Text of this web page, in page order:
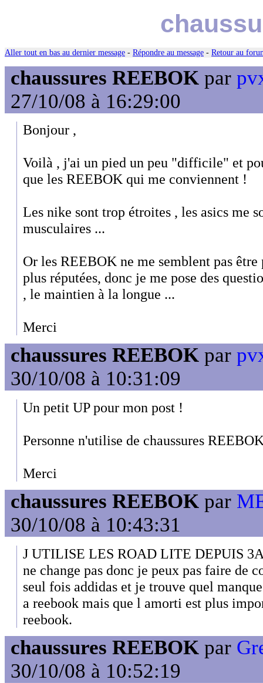
Aller tout en bas au dernier message - Répondre au message - Retour au
chaussures REEBOK par
27/10/08 à 16:29:00
Bonjour ,
Voilà , j'ai un pied un peu "difficile" et
que les REEBOK qui me conviennent !
Les nike sont trop étroites , les asics me
musculaires ...
Or les REEBOK ne me semblent pas être
plus réputées, donc je me pose des
, le maintien à la longue ...
Merci
chaussures REEBOK par
30/10/08 à 10:31:09
Un petit UP pour mon post !
Personne n'utilise de chaussures
Merci
chaussures REEBOK par
30/10/08 à 10:43:31
J UTILISE LES ROAD LITE DEPUIS
ne change pas donc je peux pas faire de
seul fois addidas et je trouve quel
a reebook mais que l amorti est plus
reebook.
chaussures REEBOK par
30/10/08 à 10:52:19